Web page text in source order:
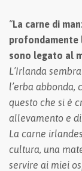
“La carne di
profondamente
sono legato al
L’Irlanda
l’erba abbonda,
questo che si è
allevamento e
La carne
cultura, una
servire ai miei